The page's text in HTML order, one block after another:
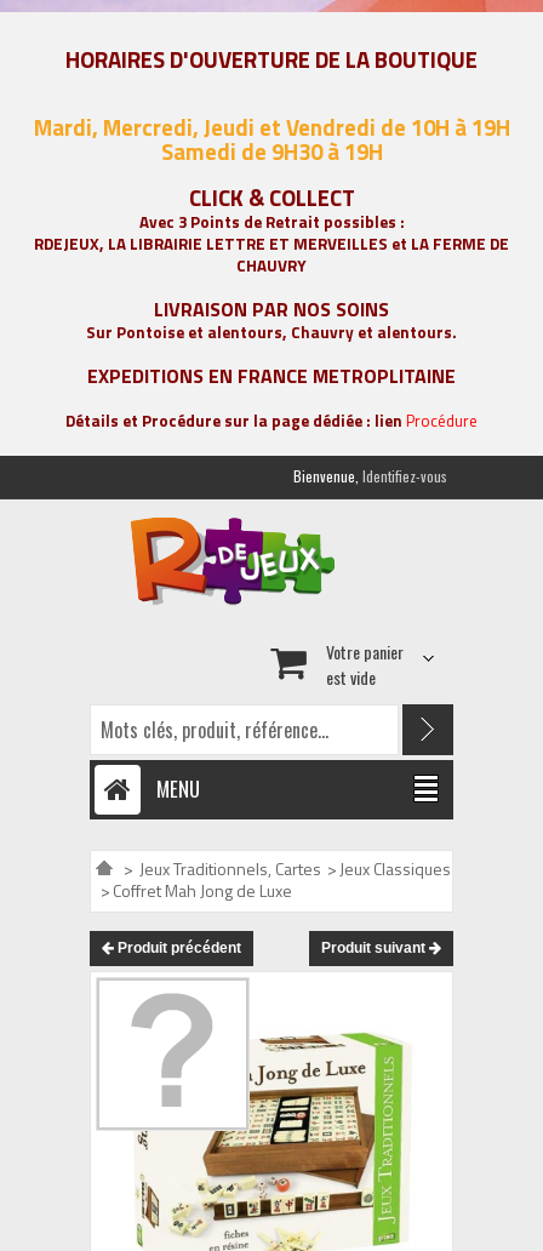
HORAIRES D'OUVERTURE DE LA BOUTIQUE
Mardi, Mercredi, Jeudi et Vendredi de 10H à 19H
Samedi de 9H30 à 19H
CLICK & COLLECT
Avec 3 Points de Retrait possibles :
RDEJEUX, LA LIBRAIRIE LETTRE ET MERVEILLES et LA FERME DE
CHAUVRY
LIVRAISON PAR NOS SOINS
Sur Pontoise et alentours, Chauvry et alentours.
EXPEDITIONS EN FRANCE METROPLITAINE
Détails et Procédure sur la page dédiée : lien Procédure
Bienvenue, Identifiez-vous
Votre panier
est vide
MENU
> Jeux Traditionnels, Cartes >Jeux Classiques
>Coffret Mah Jong de Luxe
Produit précédent Produit suivant